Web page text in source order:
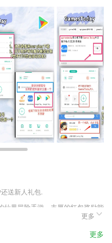
送新人礼包.
仙界冒险手游。丰厚的红包奖励能
能让你轻松的就能融入进这个世
能让你轻松搜集，实惠的商店让
你玩得更爽。
更多
更多